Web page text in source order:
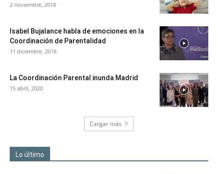
2 noviembre, 2018
Isabel Bujalance habla de emociones en la
Coordinación de Parentalidad
11 diciembre, 2018
La Coordinación Parental inunda Madrid
15 abril, 2020
Cargar más
Lo último